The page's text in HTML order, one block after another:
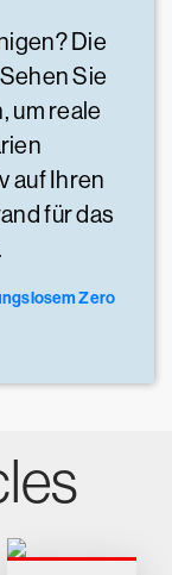
Die
Sie
um reale
auf Ihren
für das
Zero